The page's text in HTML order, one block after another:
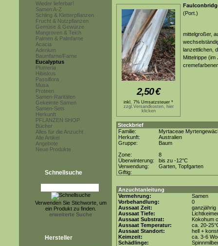
Wieder lieferbar!
Samen A-Z
Schling & Kletterpflanzen
Frucht & Nutzpflanzen
Gemüse & Gewürze
Mangroven & Teich
Palmen & Palmfarne
Acacia
Adenium
Baumfarne/Farne
Eucalyptus
Plumeria
Hibiskus
Passiflora
Musa
Proteen
Samen-Raritäten
Gekeimte Samen
Samen-Sets
Herkunft
PFLANZEN SHOP
Bücher
Alles für die Anzucht
Alle Artikel
Angebote
Neue Produkte
Schnellsuche
Verwenden Sie Stichworte, um
ein Produkt zu finden.
erweiterte Suche
Hersteller
2,50€
inkl. 7% Umsatzsteuer *
zzgl.Versandkosten, hier
klicken
(Port.)
mittelgroßer,
lanzettlichen,
Mittelrippe
Steckbrief
Familie:
Myrtaceae
Herkunft:
Australien
Gruppe:
Baum
Zone:
8
Überwinterung:
bis zu -12°C
Verwendung:
Garten, Topfgarten
Giftig:
Anzuchtanleitung
Vermehrung:
Samen
Vorbehandlung:
0
Aussaat Zeit:
ganzjährig
Aussaat Tiefe:
Aussaat Substrat:
Kokohum
Aussaat Temperatur:
ca. 20-
Aussaat Standort:
hell +
Keimzeit:
ca. 3-6
Schädlinge: